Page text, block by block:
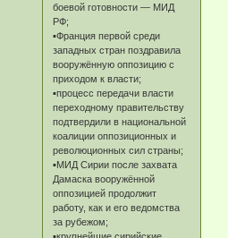
боевой готовности — МИД
РФ;
▪️Франция первой среди
западных стран поздравила
вооружённую оппозицию с
приходом к власти;
▪️процесс передачи власти
переходному правительству
подтвердили в национальной
коалиции оппозиционных и
революционных сил страны;
▪️МИД Сирии после захвата
Дамаска вооружённой
оппозицией продолжит
работу, как и его ведомства
за рубежом;